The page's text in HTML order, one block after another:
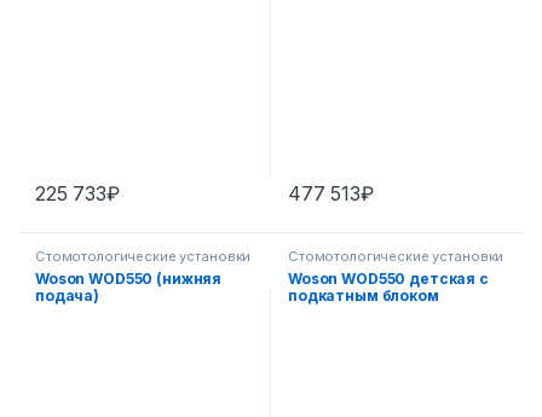
225 733₽ 477 513₽
Стомотологические установки
Woson WOD550 (нижняя
подача)
Стомотологические установки
Woson WOD550 детская с
подкатным блоком